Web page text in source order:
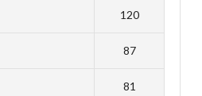
120
87
81